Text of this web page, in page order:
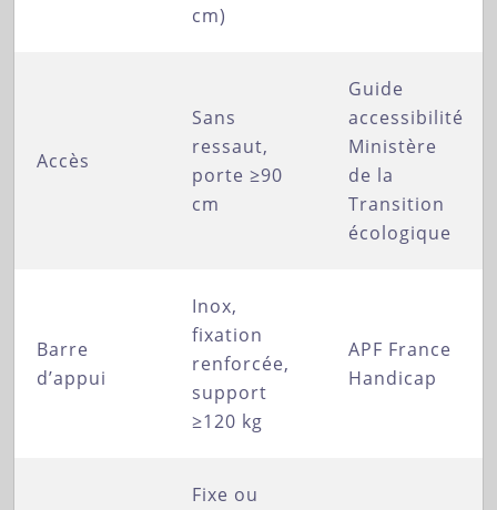
cm)
Accès
Sans
ressaut,
porte ≥90
cm
Guide
accessibilité
Ministère
de la
Transition
écologique
Barre
d’appui
Inox,
fixation
renforcée,
support
≥120 kg
APF France
Handicap
Fixe ou